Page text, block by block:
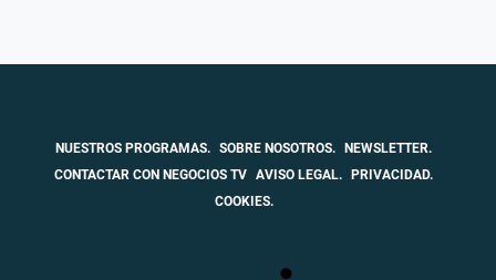
NUESTROS PROGRAMAS. SOBRE NOSOTROS.
NEWSLETTER.
CONTACTAR CON NEGOCIOS TV AVISO LEGAL.
PRIVACIDAD.
COOKIES.